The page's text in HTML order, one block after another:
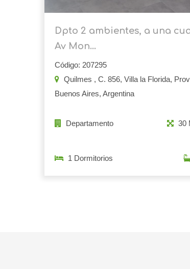
Dpto 2 ambientes, a una
Av Mon...
Código: 207295
Quilmes , C. 856, Villa la Florida,
Buenos Aires, Argentina
Departamento 30
1 Dormitorios